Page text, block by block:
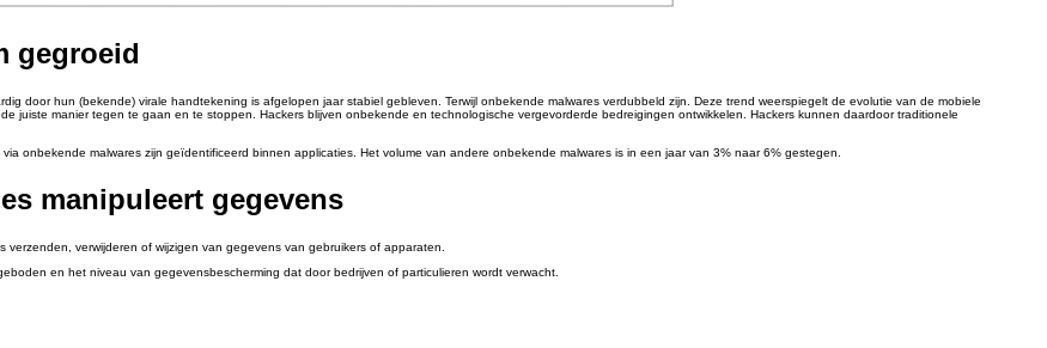
gegroeid
door hun (bekende) virale handtekening is afgelopen jaar stabiel gebleven. Terwijl onbekende malwares verdubbeld zijn. Deze trend weerspiegelt de evolutie van de mobiele
juiste manier tegen te gaan en te stoppen. Hackers blijven onbekende en technologische vergevorderde bedreigingen ontwikkelen. Hackers kunnen daardoor traditionele
onbekende malwares zijn geïdentificeerd binnen applicaties. Het volume van andere onbekende malwares is in een jaar van 3% naar 6% gestegen.
manipuleert gegevens
verwijderen of wijzigen van gegevens van gebruikers of apparaten.
en het niveau van gegevensbescherming dat door bedrijven of particulieren wordt verwacht.